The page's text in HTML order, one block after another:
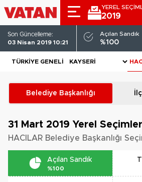
YEREL
2019
Son Güncelleme:
03 Nisan 2019 10:21
Açılan Sandık
%100
TÜRKIYE GENELI
Belediye Başkanlığı
31 Mart 2019 Yerel
HACILAR Belediye Başkanlığı
Açılan Sandık
%100